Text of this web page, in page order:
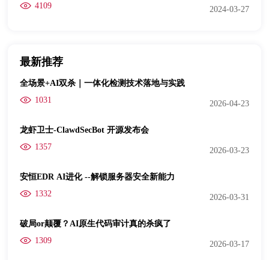
4109
2024-03-27
最新推荐
全场景+AI双杀｜一体化检测技术落地与实践
1031
2026-04-23
龙虾卫士-ClawdSecBot 开源发布会
1357
2026-03-23
安恒EDR AI进化 --解锁服务器安全新能力
1332
2026-03-31
破局or颠覆？AI原生代码审计真的杀疯了
1309
2026-03-17